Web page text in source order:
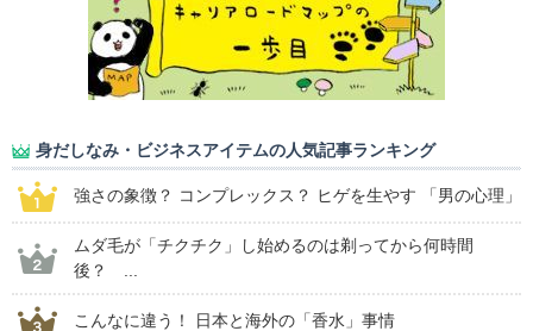
身だしなみ・ビジネスアイテムの人気記事ランキング
強さの象徴？ コンプレックス？ ヒゲを生やす 「男の心理」
ムダ毛が「チクチク」し始めるのは剃ってから何時間
後？ ...
こんなに違う！ 日本と海外の「香水」事情